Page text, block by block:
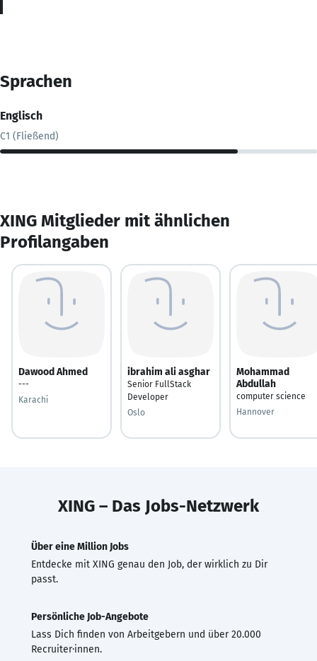
Sprachen
Englisch
C1 (Fließend)
XING Mitglieder mit ähnlichen
Profilangaben
Dawood Ahmed
---
Karachi
ibrahim ali asghar
Senior FullStack
Developer
Oslo
Mohammad
Abdullah
computer science
Hannover
XING – Das Jobs-Netzwerk
Über eine Million Jobs
Entdecke mit XING genau den Job, der wirklich zu Dir
passt.
Persönliche Job-Angebote
Lass Dich finden von Arbeitgebern und über 20.000
Recruiter·innen.